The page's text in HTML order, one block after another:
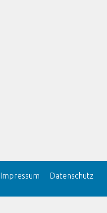
Impressum Datenschutz